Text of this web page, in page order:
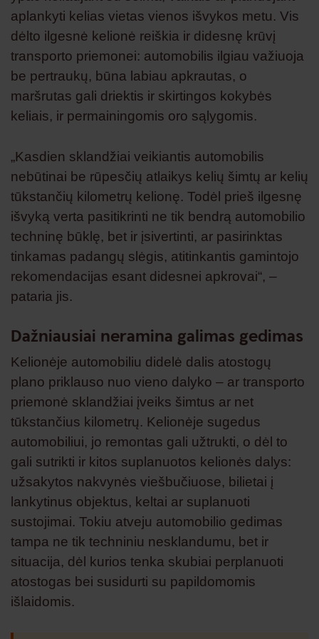
aplankyti kelias vietas vienos išvykos metu. Vis
dėlto ilgesnė kelionė reiškia ir didesnę krūvį
transporto priemonei: automobilis ilgiau važiuoja
be pertraukų, būna labiau apkrautas, o
maršrutas gali driektis ir skirtingos kokybės
keliais, ir permainingomis oro sąlygomis.
„Kasdien sklandžiai veikiantis automobilis
nebūtinai be rūpesčių atlaikys kelių šimtų ar kelių
tūkstančių kilometrų kelionę. Todėl prieš ilgesnę
išvyką verta pasitikrinti ne tik bendrą automobilio
techninę būklę, bet ir įsivertinti, ar pasirinktas
tinkamas padangų slėgis, atitinkantis gamintojo
rekomendacijas esant didesnei apkrovai“, –
pataria jis.
Dažniausiai neramina galimas gedimas
Kelionėje automobiliu didelė dalis atostogų
plano priklauso nuo vieno dalyko – ar transporto
priemonė sklandžiai įveiks šimtus ar net
tūkstančius kilometrų. Kelionėje sugedus
automobiliui, jo remontas gali užtrukti, o dėl to
gali sutrikti ir kitos suplanuotos kelionės dalys:
užsakytos nakvynės viešbučiuose, bilietai į
lankytinus objektus, keltai ar suplanuoti
sustojimai. Tokiu atveju automobilio gedimas
tampa ne tik techniniu nesklandumu, bet ir
situacija, dėl kurios tenka skubiai perplanuoti
atostogas bei susidurti su papildomomis
išlaidomis.